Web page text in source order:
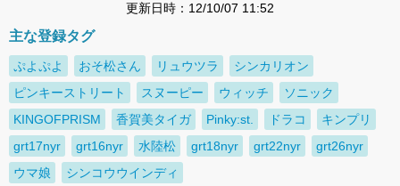
更新日時：12/10/07 11:52
主な登録タグ
ぷよぷよ おそ松さん リュウツラ
シンカリオン
ピンキーストリート
スヌーピー ウィッチ
ソニック
KINGOFPRISM
香賀美タイガ Pinky:st. ドラコ
キンプリ
grt17nyr
grt16nyr 水陸松 grt18nyr grt22nyr
grt26nyr
ウマ娘
シンコウウインディ